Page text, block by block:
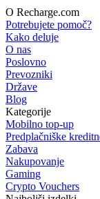
O Recharge.com
Potrebujete pomoč?
Kako deluje
O nas
Poslovno
Prevozniki
Države
Blog
Kategorije
Mobilno top-up
Predplačniške
Zabava
Nakupovanje
Gaming
Crypto Vouchers